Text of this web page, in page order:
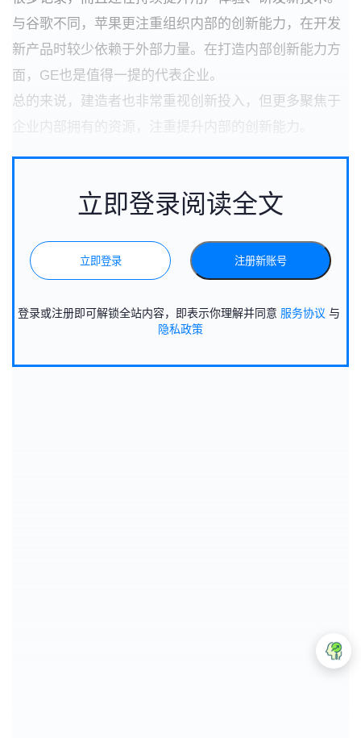
与谷歌不同，苹果更注重组织内部的创新能力，在开发
新产品时较少依赖于外部力量。在打造内部创新能力方
面， GE也是值得一提的代表企业。
总的来说，建造者也非常重视创新投入，但更多聚焦于
企业内部拥有的资源，注重提升内部的创新能力。
立即登录阅读全文
立即登录 注册新账号
登录或注册即可解锁全站内容，即表示你理解并同意 服务协议 与
隐私政策